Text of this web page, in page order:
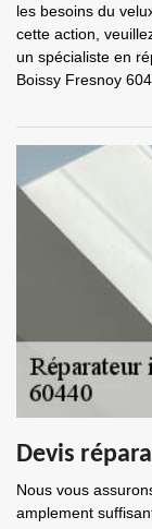
les besoins du
cette action,
un spécialiste en
Boissy Fresnoy
Devis
Nous vous
amplement